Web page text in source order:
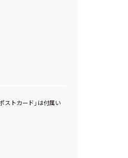
ストカード」は付属い